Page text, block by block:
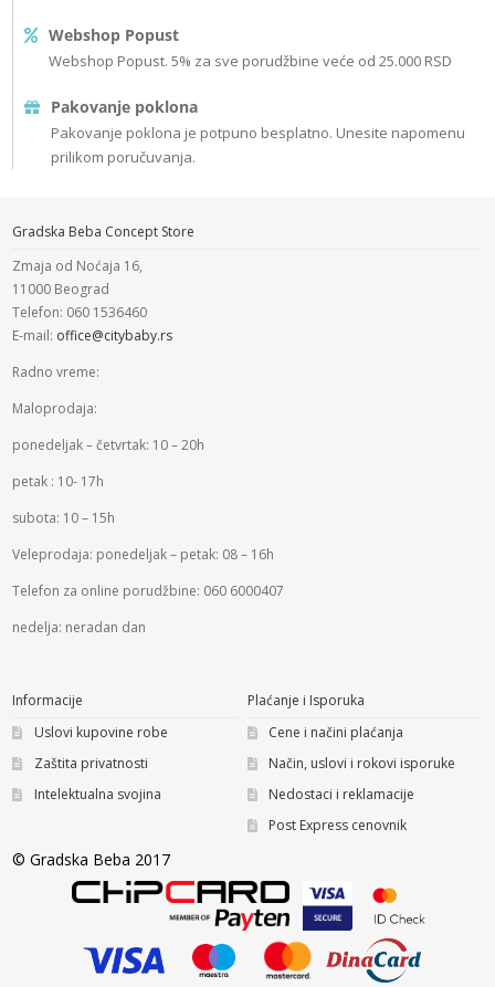
Webshop Popust
Webshop Popust. 5% za sve porudžbine veće od 25.000 RSD
Pakovanje poklona
Pakovanje poklona je potpuno besplatno. Unesite napomenu
prilikom poručuvanja.
Gradska Beba Concept Store
Zmaja od Noćaja 16,
11000 Beograd
Telefon: 060 1536460
E-mail: office@citybaby.rs
Radno vreme:
Maloprodaja:
ponedeljak – četvrtak: 10 – 20h
petak : 10- 17h
subota: 10 – 15h
Veleprodaja: ponedeljak – petak: 08 – 16h
Telefon za online porudžbine: 060 6000407
nedelja: neradan dan
Informacije
Uslovi kupovine robe
Zaštita privatnosti
Intelektualna svojina
Plaćanje i Isporuka
Cene i načini plaćanja
Način, uslovi i rokovi isporuke
Nedostaci i reklamacije
Post Express cenovnik
© Gradska Beba 2017